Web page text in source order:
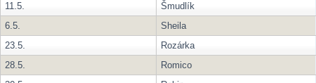
11.5.
Šmudlík
6.5.
Sheila
23.5.
Rozárka
28.5.
Romico